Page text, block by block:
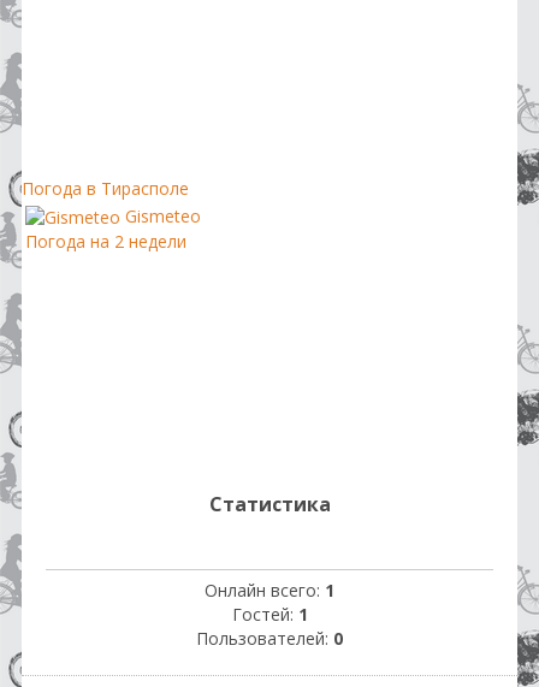
Погода в Тирасполе
Gismeteo
Погода на 2 недели
Статистика
Онлайн всего: 1
Гостей: 1
Пользователей: 0